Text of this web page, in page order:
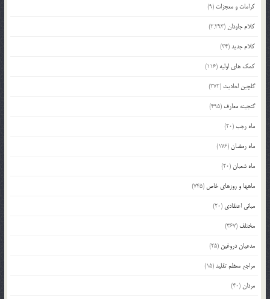
کرامات و معجزات (9)
کلام جاودان(2,293)
کلام جدید(34)
کمک های اولیه (116)
گلچین احادیث (372)
گنجینه معارف (495)
ماه رجب(20)
ماه رمضان(176)
ماه شعبان(20)
ماهها و روزهای خاص (745)
مبانی اعتقادی (20)
مختلف (367)
مدعیان دروغین (25)
مراجع معظم تقلید(15)
مردان(40)